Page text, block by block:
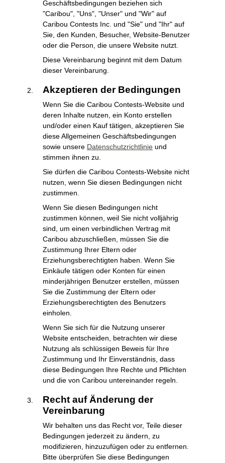
Geschäftsbedingungen beziehen sich
"Caribou", "Uns", "Unser" und "Wir" auf
Caribou Contests Inc. und "Sie" und "Ihr" auf
Sie, den Kunden, Besucher, Website-Benutzer
oder die Person, die unsere Website nutzt.
Diese Vereinbarung beginnt mit dem Datum
dieser Vereinbarung.
Akzeptieren der Bedingungen
Wenn Sie die Caribou Contests-Website und
deren Inhalte nutzen, ein Konto erstellen
und/oder einen Kauf tätigen, akzeptieren Sie
diese Allgemeinen Geschäftsbedingungen
sowie unsere Datenschutzrichtlinie und
stimmen ihnen zu.
Sie dürfen die Caribou Contests-Website nicht
nutzen, wenn Sie diesen Bedingungen nicht
zustimmen.
Wenn Sie diesen Bedingungen nicht
zustimmen können, weil Sie nicht volljährig
sind, um einen verbindlichen Vertrag mit
Caribou abzuschließen, müssen Sie die
Zustimmung Ihrer Eltern oder
Erziehungsberechtigten haben. Wenn Sie
Einkäufe tätigen oder Konten für einen
minderjährigen Benutzer erstellen, müssen
Sie die Zustimmung der Eltern oder
Erziehungsberechtigten des Benutzers
einholen.
Wenn Sie sich für die Nutzung unserer
Website entscheiden, betrachten wir diese
Nutzung als schlüssigen Beweis für Ihre
Zustimmung und Ihr Einverständnis, dass
diese Bedingungen Ihre Rechte und Pflichten
und die von Caribou untereinander regeln.
Recht auf Änderung der
Vereinbarung
Wir behalten uns das Recht vor, Teile dieser
Bedingungen jederzeit zu ändern, zu
modifizieren, hinzuzufügen oder zu entfernen.
Bitte überprüfen Sie diese Bedingungen